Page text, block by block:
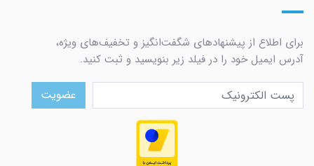
برای اطلاع از پیشنهادهای شگفت‌انگیز و تخفیف‌های ویژه،
آدرس ایمیل خود را در فیلد زیر بنویسید و ثبت کنید.
عضویت